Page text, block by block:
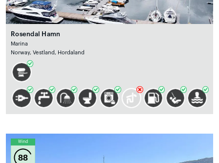
Rosendal Hamn
Marina
Norway, Vestland, Hordaland
Wind
88